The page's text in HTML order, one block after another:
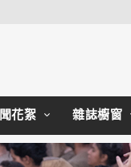
花絮 雜誌櫥窗